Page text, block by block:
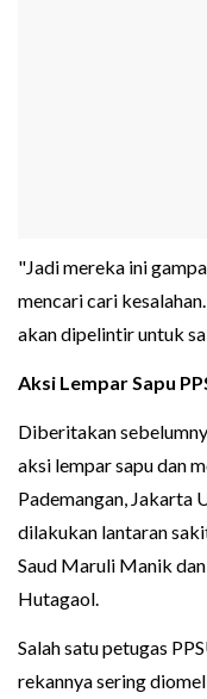
"Jadi mereka ini
mencari cari
akan dipelintir untuk
Aksi Lempar Sapu
Diberitakan
aksi lempar sapu dan
Pademangan, Jakarta
dilakukan lantaran
Saud Maruli Manik
Hutagaol.
Salah satu petugas
rekannya sering